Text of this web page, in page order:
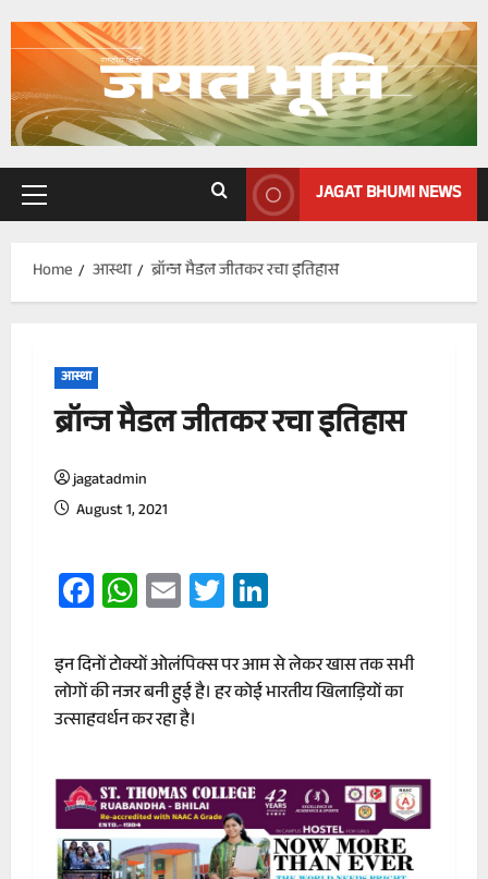
Primary
JAGAT BHUMI NEWS
Home आस्था ब्रॉन्ज मैडल जीतकर रचा इतिहास
आस्था
ब्रॉन्ज मैडल जीतकर रचा इतिहास
jagatadmin
August 1, 2021
Facebook
WhatsApp
EmailTwitter
इन दिनों टोक्यों ओलंपिक्स पर आम से लेकर खास तक सभी
लोगों की नजर बनी हुई है। हर कोई भारतीय खिलाड़ियों का
उत्साहवर्धन कर रहा है।